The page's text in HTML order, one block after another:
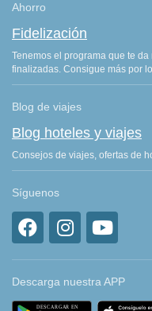
Ahorro
Fidelización
Tenemos el programa que te
finalizadas. Consigue más por
Blog de viajes
Blog hoteles y viajes
Consejos de viajes, ofertas de
Síguenos
Descarga nuestra APP